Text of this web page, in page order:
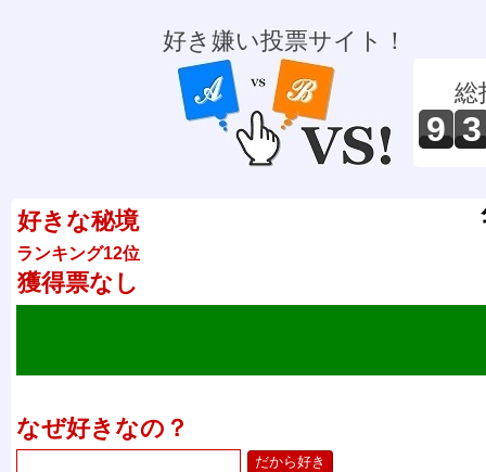
好き嫌い投票サイト！
総
9 3
好きな秘境
ランキング12位
獲得票なし
なぜ好きなの？